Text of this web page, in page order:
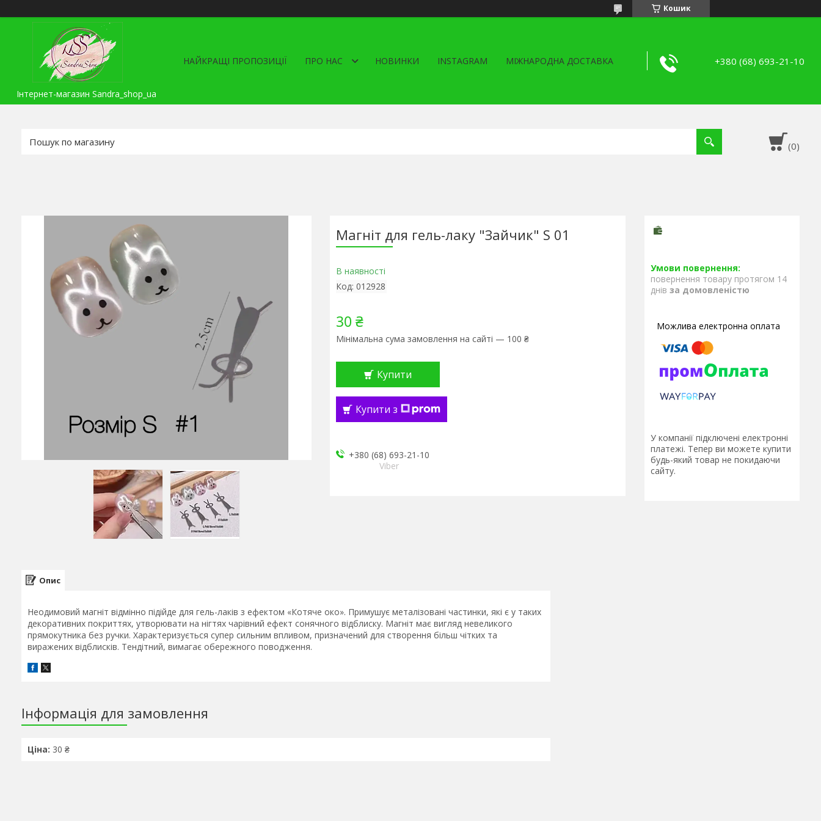
Кошик
Інтернет-магазин Sandra_shop_ua
НАЙКРАЩІ ПРОПОЗИЦІЇ ПРО НАС НОВИНКИ INSTAGRAM МІЖНАРОДНА ДОСТАВКА +380 (68) 693-21-10
Магніт для гель-лаку "Зайчик" S 01
В наявності
Код: 012928
30 ₴
Мінімальна сума замовлення на сайті — 100 ₴
Купити
Купити з
+380 (68) 693-21-10
Viber
повернення товару протягом 14
днів за домовленістю
У компанії підключені електронні
платежі. Тепер ви можете купити
будь-який товар не покидаючи
сайту.
Опис
Неодимовий магніт відмінно підійде для гель-лаків з ефектом «Котяче око». Примушує металізовані частинки, які є у таких
декоративних покриттях, утворювати на нігтях чарівний ефект сонячного відблиску. Магніт має вигляд невеликого
прямокутника без ручки. Характеризується супер сильним впливом, призначений для створення більш чітких та
виражених відблисків. Тендітний, вимагає обережного поводження.
Інформація для замовлення
Ціна: 30 ₴